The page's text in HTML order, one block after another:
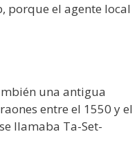
porque el agente local
una antigua
entre el 1550 y el
llamaba Ta-Set-